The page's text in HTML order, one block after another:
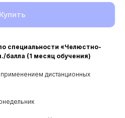
Купить
специальности «Челюстно-
балла (1 месяц обучения)
применением дистанционных